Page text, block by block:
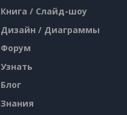
Книга / Слайд-шоу
Дизайн / Диаграммы
Форум
Узнать
Блог
Знания